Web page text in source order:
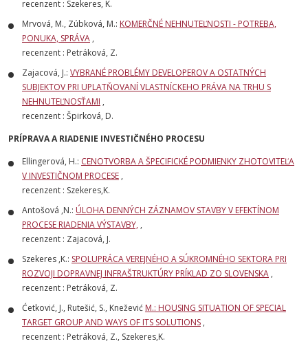
recenzent : Szekeres, K.
Mrvová, M., Zúbková, M.: KOMERČNÉ NEHNUTEĽNOSTI - POTREBA,
PONUKA, SPRÁVA ,
recenzent : Petráková, Z.
Zajacová, J.: VYBRANÉ PROBLÉMY DEVELOPEROV A OSTATNÝCH
SUBJEKTOV PRI UPLATŇOVANÍ VLASTNÍCKEHO PRÁVA NA TRHU S
NEHNUTEĽNOSŤAMI ,
recenzent : Špirková, D.
PRÍPRAVA A RIADENIE INVESTIČNÉHO PROCESU
Ellingerová, H.: CENOTVORBA A ŠPECIFICKÉ PODMIENKY ZHOTOVITEĽA
V INVESTIČNOM PROCESE ,
recenzent : Szekeres,K.
Antošová ,N.: ÚLOHA DENNÝCH ZÁZNAMOV STAVBY V EFEKTÍNOM
PROCESE RIADENIA VÝSTAVBY, ,
recenzent : Zajacová, J.
Szekeres ,K.: SPOLUPRÁCA VEREJNÉHO A SÚKROMNÉHO SEKTORA PRI
ROZVOJI DOPRAVNEJ INFRAŠTRUKTÚRY PRÍKLAD ZO SLOVENSKA ,
recenzent : Petráková, Z.
Ćetković, J., Rutešić, S., Knežević M.: HOUSING SITUATION OF SPECIAL
TARGET GROUP AND WAYS OF ITS SOLUTIONS ,
recenzent : Petráková, Z., Szekeres,K.